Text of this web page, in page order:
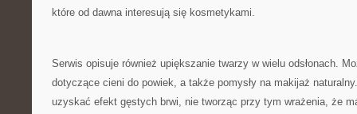
które od dawna interesują się kosmetykami.
Serwis opisuje również upiększanie twarzy w wielu odsłonach.
dotyczące cieni do powiek, a także pomysły na makijaż
uzyskać efekt gęstych brwi, nie tworząc przy tym wrażenia, że